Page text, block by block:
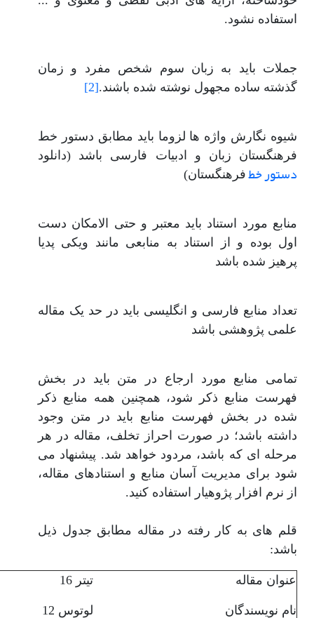
استفاده نشود.
جملات باید به زبان سوم شخص مفرد و زمان
گذشته ساده مجهول نوشته شده باشند.[2]
شیوه نگارش واژه ها لزوما باید مطابق دستور خط
فرهنگستان زبان و ادبیات فارسی باشد (دانلود
دستور خط فرهنگستان)
منابع مورد استناد باید معتبر و حتی الامکان دست
اول بوده و از استناد به منابعی مانند ویکی پدیا
پرهیز شده باشد
تعداد منابع فارسی و انگلیسی باید در حد یک مقاله
علمی پژوهشی باشد
تمامی منابع مورد ارجاع در متن باید در بخش
فهرست منابع ذکر شود، همچنین همه منابع ذکر
شده در بخش فهرست منابع باید در متن وجود
داشته باشد؛ در صورت احراز تخلف، مقاله در هر
مرحله ای که باشد، مردود خواهد شد. پیشنهاد می
شود برای مدیریت آسان منابع و استنادهای مقاله،
از نرم افزار پژوهیار استفاده کنید.
قلم های به کار رفته در مقاله مطابق جدول ذیل
باشد:
عنوان مقاله تیتر 16
نام نویسندگان لوتوس 12